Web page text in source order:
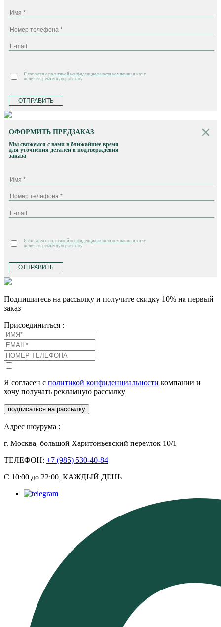
Я согласен с политикой конфиденциальности компании и хочу
получать рекламную рассылку
ОТПРАВИТЬ
ОФОРМИТЬ ПРЕДЗАКАЗ
Мы свяжемся с вами в ближайшее время
для уточнения деталей и подтверждения
заказа
Я согласен с политикой конфиденциальности компании и хочу
получать рекламную рассылку
ОТПРАВИТЬ
Подпишитесь на рассылку и получите скидку 10% на первый
заказ
Присоединиться :
Я согласен с политикой конфиденциальности компании и
хочу получать рекламную рассылку
подписаться на рассылку
Адрес шоурума :
г. Москва, большой Харитоньевский переулок 10/1
ТЕЛЕФОН: +7 (985) 530-40-84
С 10:00 до 22:00, КАЖДЫЙ ДЕНЬ